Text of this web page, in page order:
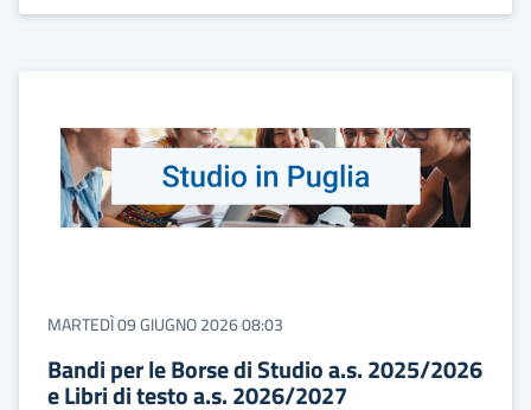
MARTEDÌ 09 GIUGNO 2026 08:03
Bandi per le Borse di Studio a.s. 2025/2026
e Libri di testo a.s. 2026/2027